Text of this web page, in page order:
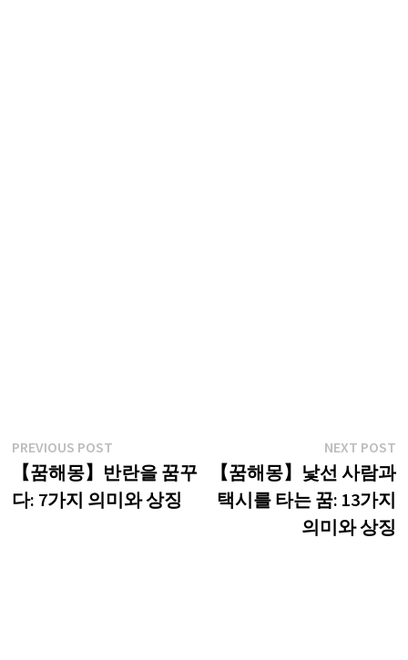
글
탐
색
PREVIOUS POSTPrevious
post:
【꿈해몽】반란을 꿈꾸
다: 7가지 의미와 상징
NEXT POST
【꿈해몽】낯선 사람과
택시를 타는 꿈: 13가지
의미와 상징